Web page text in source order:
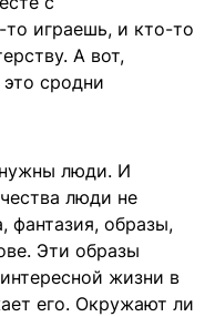
играешь, и кто-то
А вот,
сродни
люди. И
люди не
образы,
Эти образы
жизни в
его. Окружают ли